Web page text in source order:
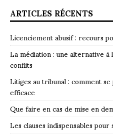
ARTICLES RÉCENTS
Licenciement abusif : recours
La médiation : une alternative
conflits
Litiges au tribunal : comment
efficace
Que faire en cas de mise en
Les clauses indispensables